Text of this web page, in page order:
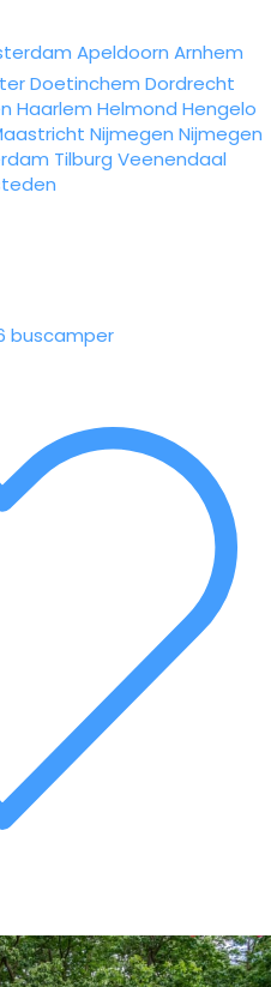
Apeldoorn Arnhem
Doetinchem Dordrecht
Haarlem Helmond Hengelo
Nijmegen Nijmegen
Tilburg Veenendaal
buscamper